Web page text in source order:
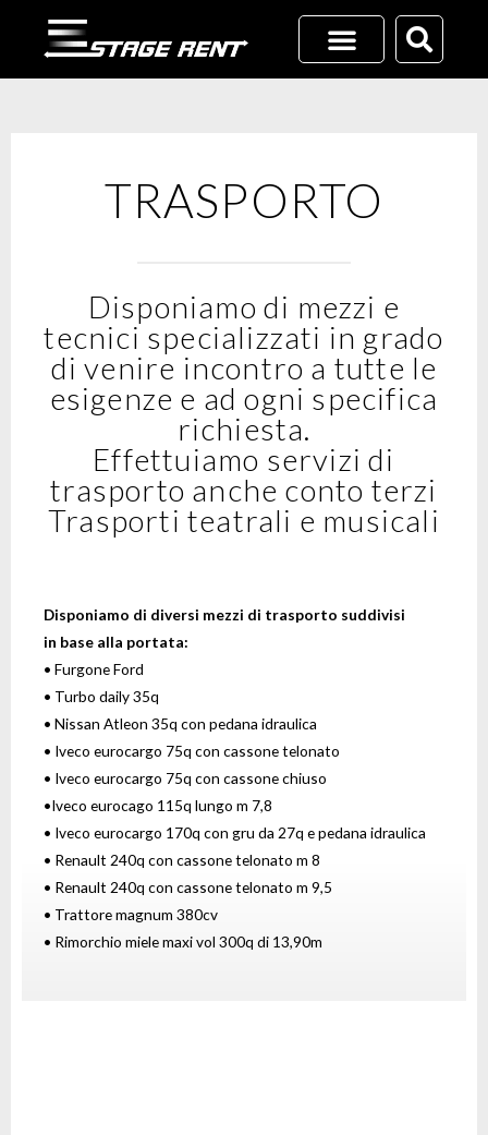
TRASPORTO
Disponiamo di mezzi e
tecnici specializzati in grado
di venire incontro a tutte le
esigenze e ad ogni specifica
richiesta.
Effettuiamo servizi di
trasporto anche conto terzi
Trasporti teatrali e musicali
Disponiamo di diversi mezzi di trasporto suddivisi
in base alla portata:
• Furgone Ford
• Turbo daily 35q
• Nissan Atleon 35q con pedana idraulica
• Iveco eurocargo 75q con cassone telonato
• Iveco eurocargo 75q con cassone chiuso
•Iveco eurocago 115q lungo m 7,8
• Iveco eurocargo 170q con gru da 27q e pedana idraulica
• Renault 240q con cassone telonato m 8
• Renault 240q con cassone telonato m 9,5
• Trattore magnum 380cv
• Rimorchio miele maxi vol 300q di 13,90m